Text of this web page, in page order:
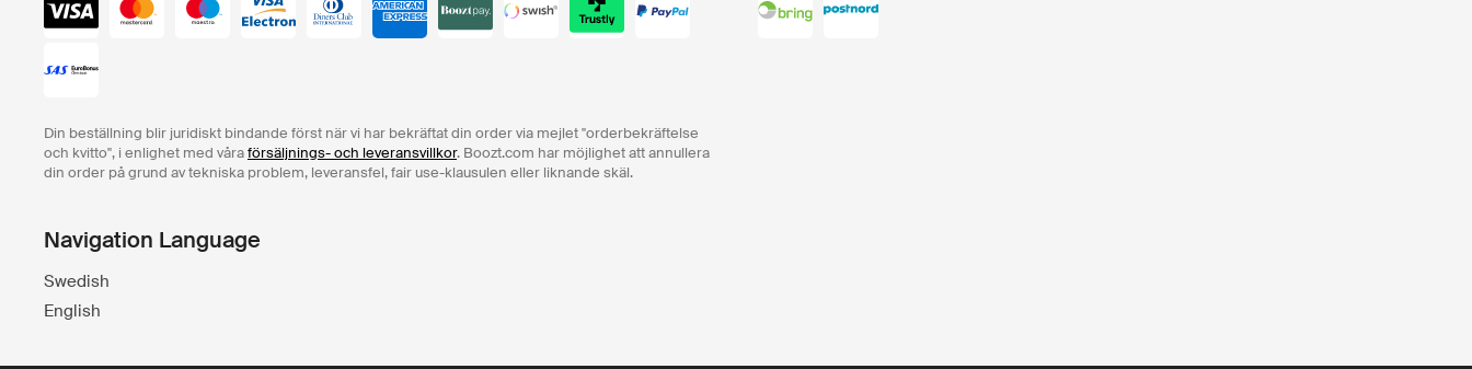
Din beställning blir juridiskt bindande först när vi har bekräftat din order via mejlet "orderbekräftelse
och kvitto", i enlighet med våraförsäljnings- och leveransvillkor. Boozt.com har möjlighet att annullera
din order på grund av tekniska problem, leveransfel, fair use-klausulen eller liknande skäl.
Navigation Language
Swedish
English